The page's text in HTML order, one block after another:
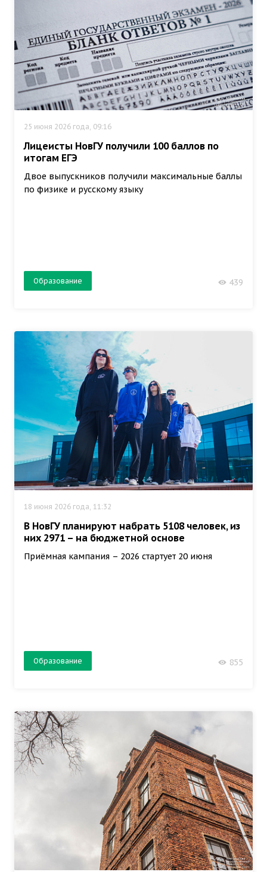
25 июня 2026 года, 09:16
Лицеисты НовГУ получили 100 баллов по
итогам ЕГЭ
Двое выпускников получили максимальные баллы
по физике и русскому языку
Образование 439
18 июня 2026 года, 11:32
В НовГУ планируют набрать 5108 человек, из
них 2971 – на бюджетной основе
Приёмная кампания – 2026 стартует 20 июня
Образование 855